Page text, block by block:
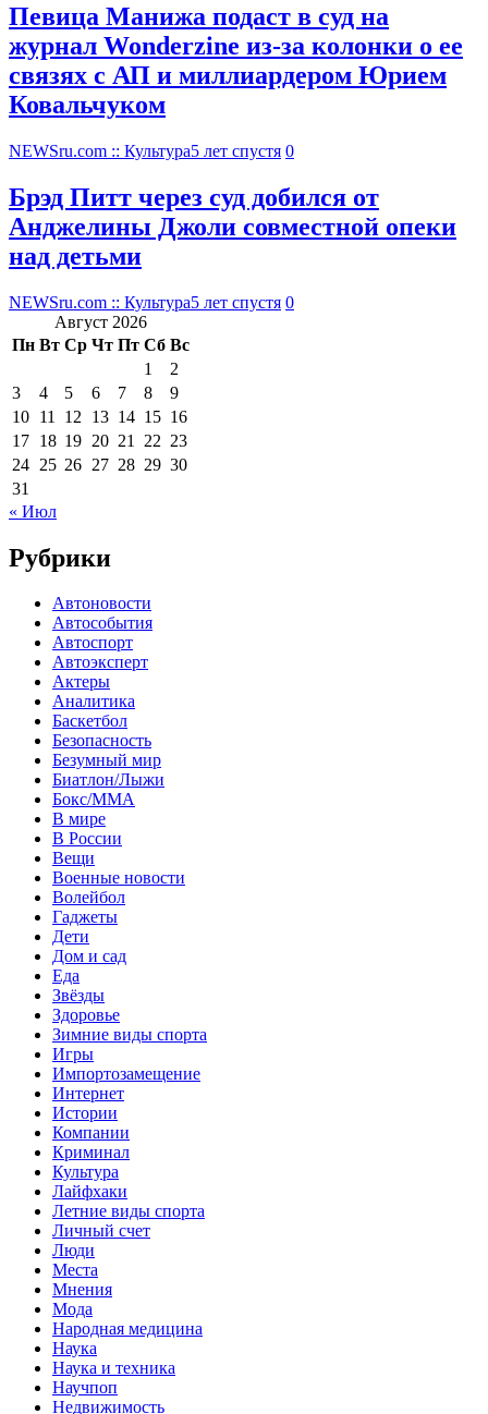
Певица Манижа подаст в суд на
журнал Wonderzine из-за колонки о ее
связях с АП и миллиардером Юрием
Ковальчуком
NEWSru.com :: Культура5 лет спустя 0
Брэд Питт через суд добился от
Анджелины Джоли совместной опеки
над детьми
NEWSru.com :: Культура5 лет спустя 0
Август 2026
Пн Вт Ср Чт Пт Сб Вс
1
2
3
4 5 6 7 8
9
10 11 12 13 14 15 16
17 18 19 20 21 22 23
24 25 26 27 28 29 30
31
« Июл
Рубрики
Автоновости
Автособытия
Автоспорт
Автоэксперт
Актеры
Аналитика
Баскетбол
Безопасность
Безумный мир
Биатлон/Лыжи
Бокс/MMA
В мире
В России
Вещи
Военные новости
Волейбол
Гаджеты
Дети
Дом и сад
Еда
Звёзды
Здоровье
Зимние виды спорта
Игры
Импортозамещение
Интернет
Истории
Компании
Криминал
Культура
Лайфхаки
Летние виды спорта
Личный счет
Люди
Места
Мнения
Мода
Народная медицина
Наука
Наука и техника
Научпоп
Недвижимость